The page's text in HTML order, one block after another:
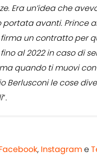
Era un’idea che
portata avanti. Prince
un contratto per
al 2022 in caso di
quando ti muovi
Berlusconi le cose
”.
, Instagrame